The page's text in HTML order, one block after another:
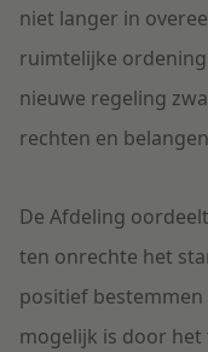
niet langer in
ruimtelijke
nieuwe regeling
rechten en
De Afdeling
ten onrechte het
positief
mogelijk is door